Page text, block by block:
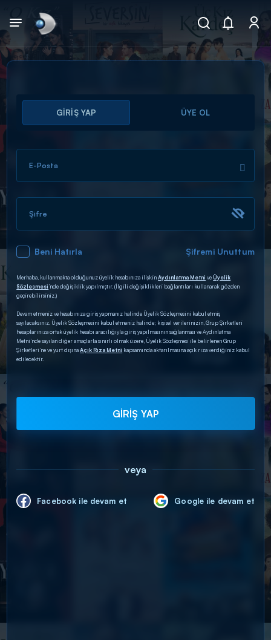
Arama
ARAMA SONUÇLARI
DİĞER SONUÇLAR
GİRİŞ YAP ÜYE OL
E-Posta
Şifre
Beni Hatırla Şifremi Unuttum
Merhaba, kullanmakta olduğunuz üyelik hesabınıza ilişkinAydınlatma Metni veÜyelik
Sözleşmesi’nde değişiklik yapılmıştır. (İlgili değişiklikleri bağlantıları kullanarak gözden
geçirebilirsiniz.)
Devam etmeniz ve hesabınıza giriş yapmanız halinde Üyelik Sözleşmesini kabul etmiş
sayılacaksınız. Üyelik Sözleşmesini kabul etmeniz halinde; kişisel verilerinizin, Grup Şirketleri
hesaplarınıza ortak üyelik hesabı aracılığıyla giriş yapılmasının sağlanması ve Aydınlatma
Metni’nde sayılan diğer amaçlarla sınırlı olmak üzere, Üyelik Sözleşmesi ile belirlenen Grup
Şirketleri’ne ve yurt dışınaAçık Rıza Metni kapsamında aktarılmasına açık rıza verdiğiniz kabul
edilecektir.
GİRİŞ YAP
veya
Facebook ile devam et Google ile devam et